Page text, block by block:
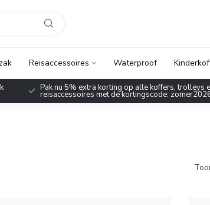
Reisaccessoires Waterproof
Pak nu 5% extra korting op alle koffers, trolleys
reisaccessoires met de kortingscode: